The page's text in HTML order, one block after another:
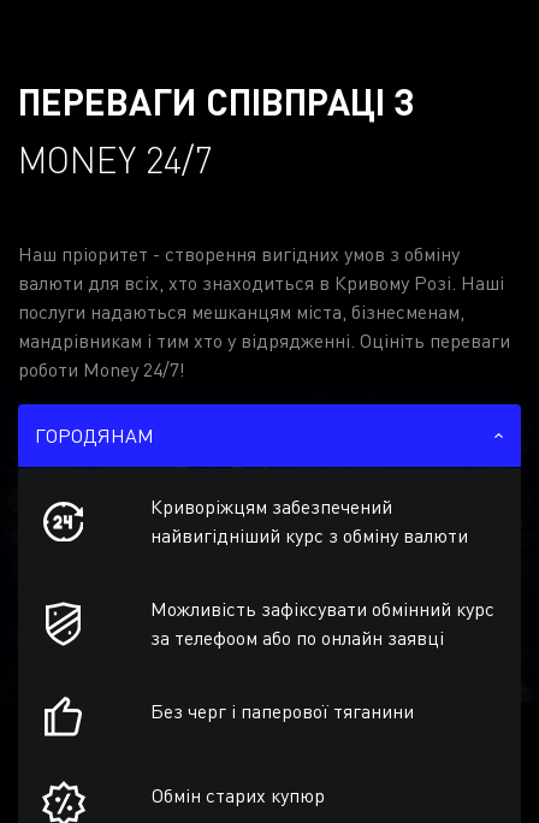
ПЕРЕВАГИ СПІВПРАЦІ З
MONEY 24/7
Наш пріоритет - створення вигідних умов з обміну
валюти для всіх, хто знаходиться в Кривому Розі. Наші
послуги надаються мешканцям міста, бізнесменам,
мандрівникам і тим хто у відрядженні. Оцініть переваги
роботи Money 24/7!
ГОРОДЯНАМ
Криворіжцям забезпечений
найвигідніший курс з обміну валюти
Можливість зафіксувати обмінний курс
за телефоом або по онлайн заявці
Без черг і паперової тяганини
Обмін старих купюр